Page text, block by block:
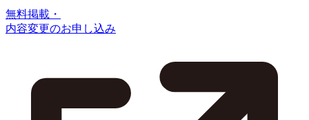
無料掲載・
内容変更のお申し込み